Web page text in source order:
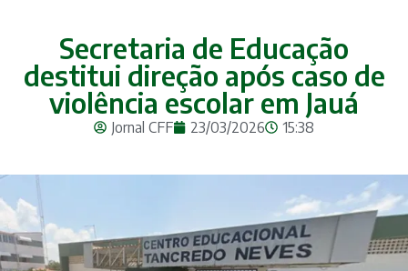
Secretaria de Educação
destitui direção após caso de
violência escolar em Jauá
Jornal CFF 23/03/2026 15:38